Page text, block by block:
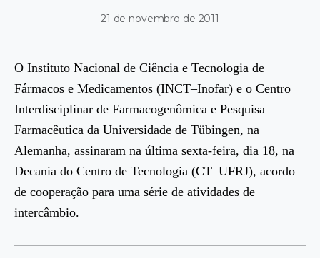
21 de novembro de 2011
O Instituto Nacional de Ciência e Tecnologia de
Fármacos e Medicamentos (INCT–Inofar) e o Centro
Interdisciplinar de Farmacogenômica e Pesquisa
Farmacêutica da Universidade de Tübingen, na
Alemanha, assinaram na última sexta-feira, dia 18, na
Decania do Centro de Tecnologia (CT–UFRJ), acordo
de cooperação para uma série de atividades de
intercâmbio.